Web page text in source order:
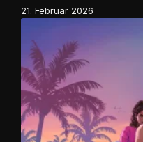
21. Februar 2026